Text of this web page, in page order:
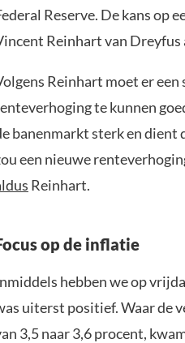
Reserve. De kans op
Reinhart van Dreyfus
Reinhart moet er een
te kunnen
banenmarkt sterk en dient
een nieuwe
Reinhart.
op de inflatie
hebben we op
uiterst positief. Waar de
3,5 naar 3,6 procent,